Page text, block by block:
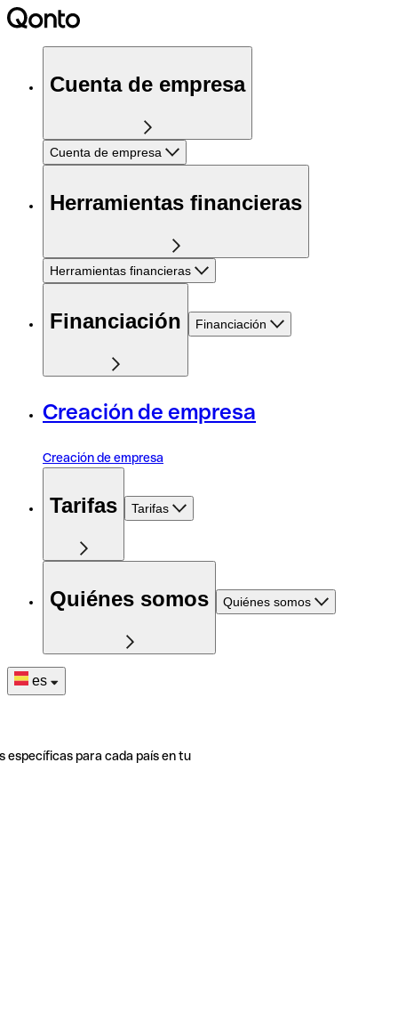
Cuenta de empresa
Cuenta de empresa
Herramientas financieras
Herramientas financieras
Financiación Financiación
Creación de empresa
Creación de empresa
Tarifas Tarifas
Quiénes somos Quiénes somos
es
específicas para cada país en tu